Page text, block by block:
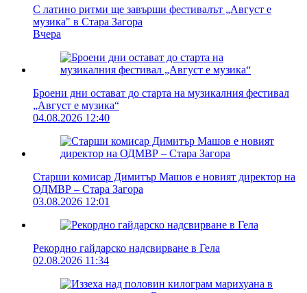
С латино ритми ще завърши фестивалът „Август е
музика" в Стара Загора
Вчера
Броени дни остават до старта на музикалния фестивал
„Август е музика“
04.08.2026 12:40
Старши комисар Димитър Машов е новият директор на
ОДМВР – Стара Загора
03.08.2026 12:01
Рекордно гайдарско надсвирване в Гела
02.08.2026 11:34